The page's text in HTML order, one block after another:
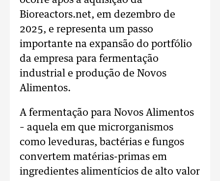
Bioreactors.net, em dezembro de
2025, e representa um passo
importante na expansão do portfólio
da empresa para fermentação
industrial e produção de Novos
Alimentos.
A fermentação para Novos Alimentos
– aquela em que microrganismos
como leveduras, bactérias e fungos
convertem matérias-primas em
ingredientes alimentícios de alto valor